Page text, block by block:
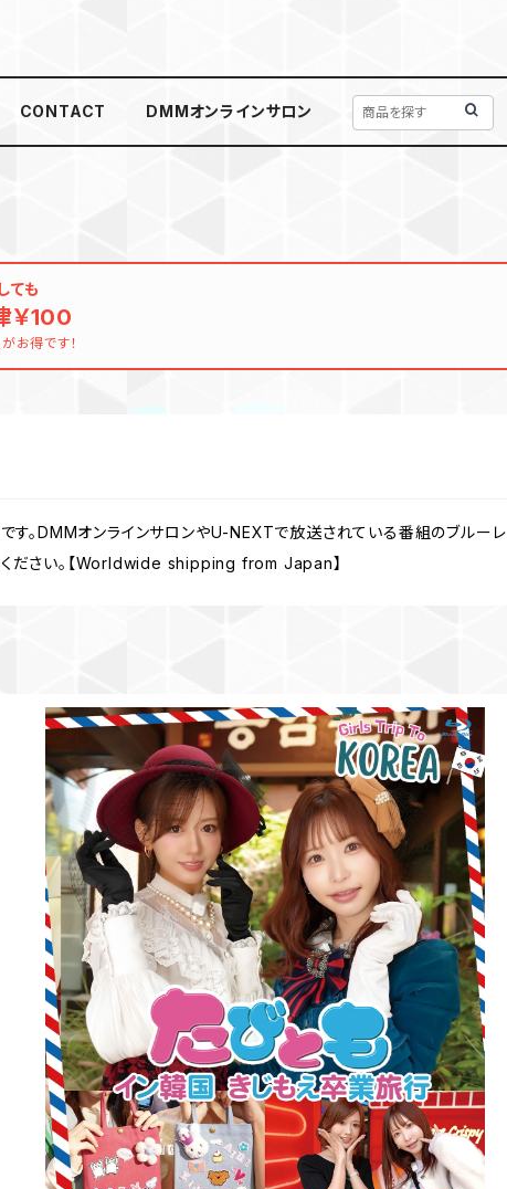
CONTACT DMMオンラインサロン
ても
￥100
お得です！
。DMMオンラインサロンやU-NEXTで放送されている番組のブルーレ
ください。【Worldwide shipping from Japan】
【BD】たびともイン韓国 きじもえ卒業旅行
¥3,500